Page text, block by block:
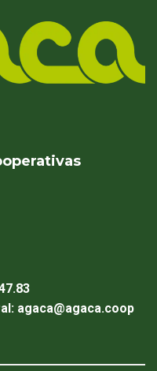
agaca@agaca.coop